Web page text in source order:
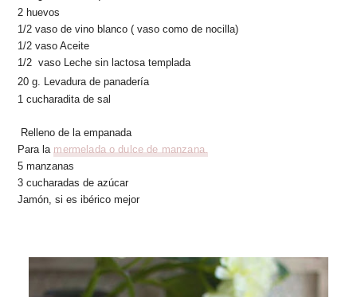
2 huevos
1/2 vaso de vino blanco ( vaso como de nocilla)
1/2 vaso Aceite
1/2 vaso Leche sin lactosa templada
20 g. Levadura de panadería
1 cucharadita de sal
Relleno de la empanada
Para la mermelada o dulce de manzana.
5 manzanas
3 cucharadas de azúcar
Jamón, si es ibérico mejor